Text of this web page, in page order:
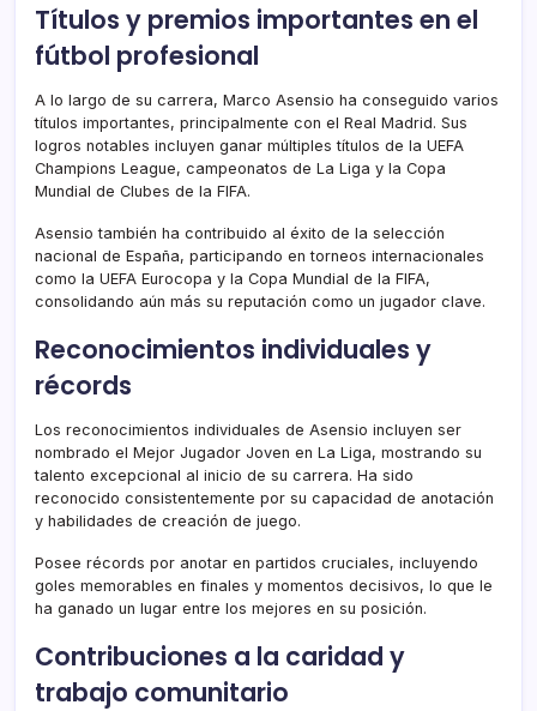
Títulos y premios importantes en el
fútbol profesional
A lo largo de su carrera, Marco Asensio ha conseguido varios
títulos importantes, principalmente con el Real Madrid. Sus
logros notables incluyen ganar múltiples títulos de la UEFA
Champions League, campeonatos de La Liga y la Copa
Mundial de Clubes de la FIFA.
Asensio también ha contribuido al éxito de la selección
nacional de España, participando en torneos internacionales
como la UEFA Eurocopa y la Copa Mundial de la FIFA,
consolidando aún más su reputación como un jugador clave.
Reconocimientos individuales y
récords
Los reconocimientos individuales de Asensio incluyen ser
nombrado el Mejor Jugador Joven en La Liga, mostrando su
talento excepcional al inicio de su carrera. Ha sido
reconocido consistentemente por su capacidad de anotación
y habilidades de creación de juego.
Posee récords por anotar en partidos cruciales, incluyendo
goles memorables en finales y momentos decisivos, lo que le
ha ganado un lugar entre los mejores en su posición.
Contribuciones a la caridad y
trabajo comunitario